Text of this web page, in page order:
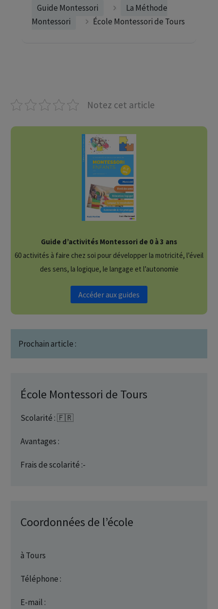
Guide Montessori
La Méthode
Montessori
École Montessori de Tours
Notez cet article
Guide d’activités Montessori de 0 à 3 ans
60 activités à faire chez soi pour développer la motricité, l’éveil
des sens, la logique, le langage et l’autonomie
Accéder aux guides
Prochain article :
École Montessori de Tours
Scolarité : 🇫🇷
Avantages :
Frais de scolarité :-
Coordonnées de l’école
à Tours
Téléphone :
E-mail :